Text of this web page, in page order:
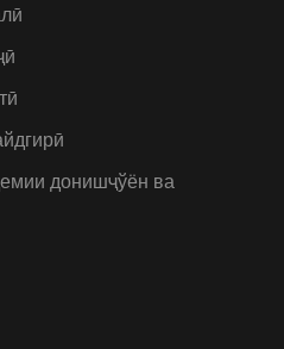
донишҷўён ва